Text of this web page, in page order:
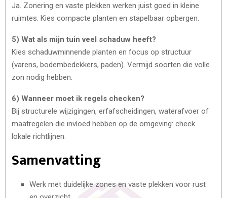
Ja. Zonering en vaste plekken werken juist goed in kleine
ruimtes. Kies compacte planten en stapelbaar opbergen.
5) Wat als mijn tuin veel schaduw heeft?
Kies schaduwminnende planten en focus op structuur
(varens, bodembedekkers, paden). Vermijd soorten die volle
zon nodig hebben.
6) Wanneer moet ik regels checken?
Bij structurele wijzigingen, erfafscheidingen, waterafvoer of
maatregelen die invloed hebben op de omgeving: check
lokale richtlijnen.
Samenvatting
Werk met duidelijke zones en vaste plekken voor rust